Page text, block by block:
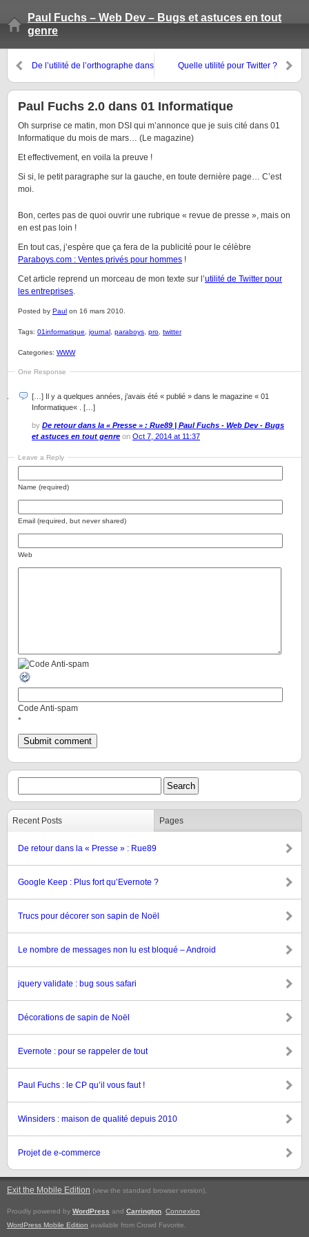
Paul Fuchs – Web Dev – Bugs et astuces en tout
genre
De l’utilité de l’orthographe dans
Quelle utilité pour Twitter ?
Paul Fuchs 2.0 dans 01 Informatique
Oh surprise ce matin, mon DSI qui m’annonce que je suis cité dans 01
Informatique du mois de mars… (Le magazine)
Et effectivement, en voila la preuve !
Si si, le petit paragraphe sur la gauche, en toute dernière page… C’est
moi.
Bon, certes pas de quoi ouvrir une rubrique « revue de presse », mais on
en est pas loin !
En tout cas, j’espère que ça fera de la publicité pour le célèbre
Paraboys.com : Ventes privés pour hommes !
Cet article reprend un morceau de mon texte sur l’utilité de Twitter pour
les entreprises.
Posted by Paul on 16 mars 2010.
Tags: 01informatique journal paraboys pro twitter
Categories: WWW
One Response
[…] Il y a quelques années, j’avais été « publié » dans le magazine « 01
Informatique« . […]
by De retour dans la « Presse » : Rue89 | Paul Fuchs - Web Dev - Bugs
et astuces en tout genre on Oct 7, 2014 at 11:37
Leave a Reply
Name (required)
Email (required, but never shared)
Web
Code Anti-spam
*
Recent Posts Pages
De retour dans la « Presse » : Rue89
Google Keep : Plus fort qu’Evernote ?
Trucs pour décorer son sapin de Noël
Le nombre de messages non lu est bloqué – Android
jquery validate : bug sous safari
Décorations de sapin de Noël
Evernote : pour se rappeler de tout
Paul Fuchs : le CP qu’il vous faut !
Winsiders : maison de qualité depuis 2010
Projet de e-commerce
Exit the Mobile Edition (view the standard browser version).
Proudly powered by WordPress and Carrington Connexion
WordPress Mobile Edition available from Crowd Favorite.